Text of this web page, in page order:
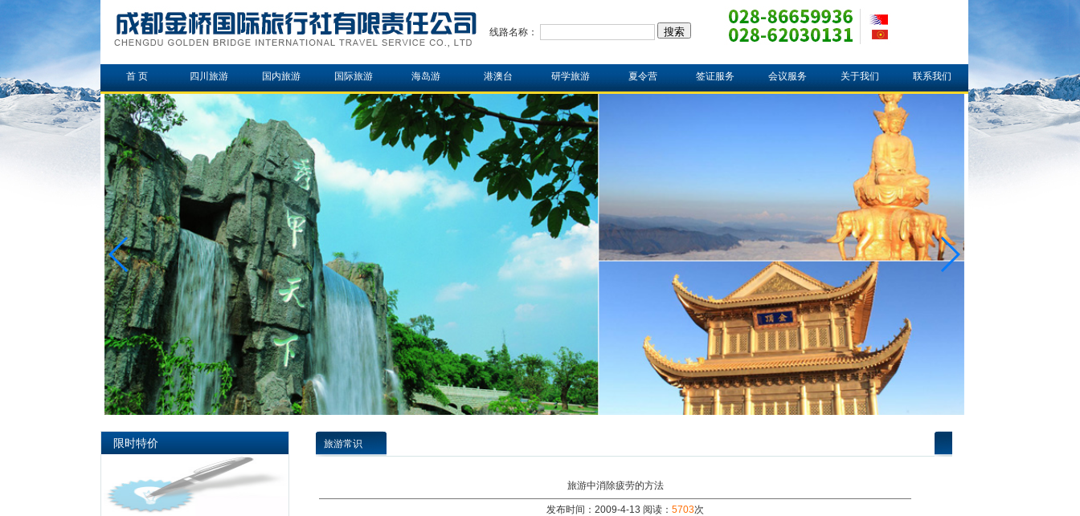
线路名称：
首 页 四川旅游 国内旅游 国际旅游 海岛游 港澳台 研学旅游 夏令营 签证服务 会议服务 关于我们 联系我们
限时特价 旅游常识
旅游中消除疲劳的方法
发布时间：2009-4-13 阅读： 5703次